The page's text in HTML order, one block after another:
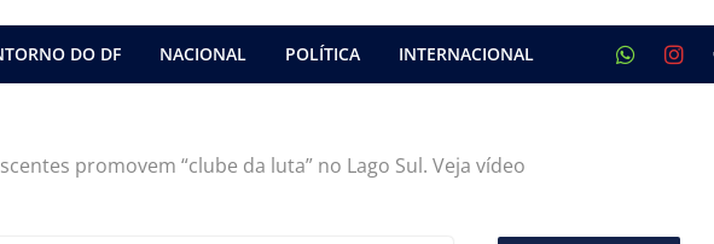
DO DF NACIONAL POLÍTICA INTERNACIONAL
promovem “clube da luta” no Lago Sul. Veja vídeo